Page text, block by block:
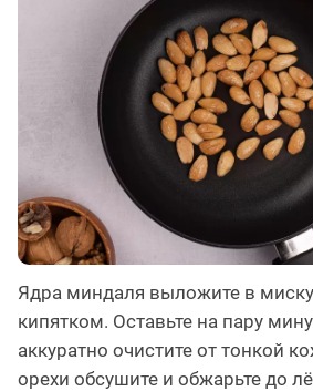
Ядра миндаля выложите в
кипятком. Оставьте на пару
аккуратно очистите от тонкой
орехи обсушите и обжарьте до